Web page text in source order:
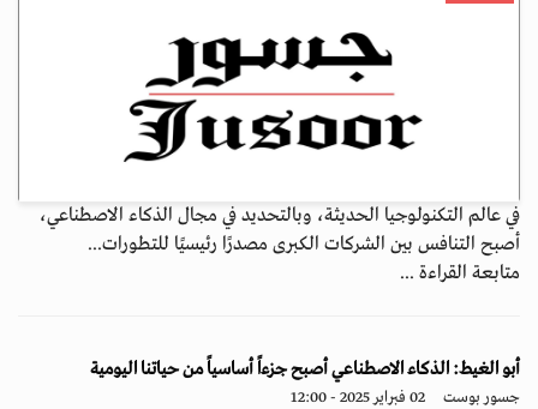
في عالم التكنولوجيا الحديثة، وبالتحديد في مجال الذكاء الاصطناعي،
أصبح التنافس بين الشركات الكبرى مصدرًا رئيسيًا للتطورات...
متابعة القراءة ...
أبو الغيط: الذكاء الاصطناعي أصبح جزءاً أساسياً من حياتنا اليومية
جسور بوست 02 فبراير 2025 - 12:00